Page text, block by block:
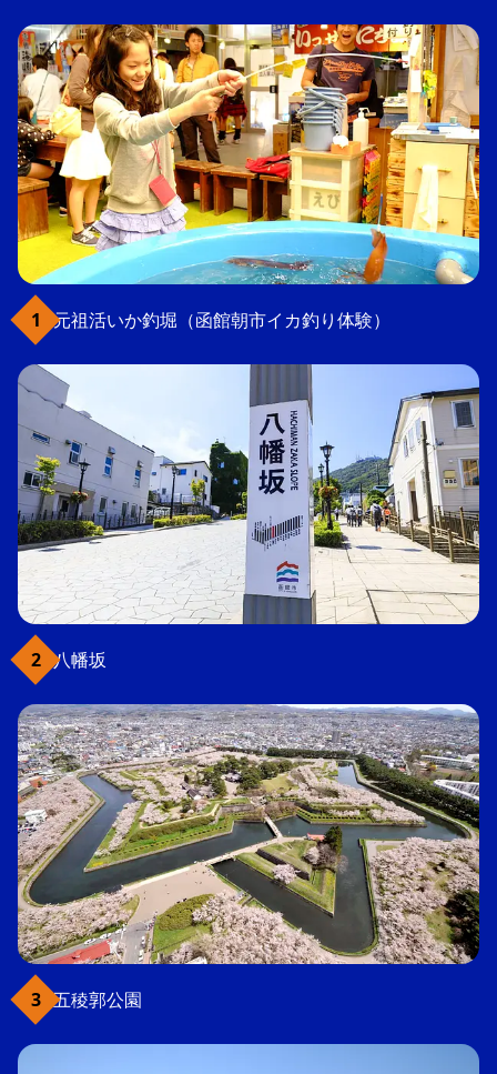
元祖活いか釣堀（函館朝市イカ釣り体験）
八幡坂
五稜郭公園